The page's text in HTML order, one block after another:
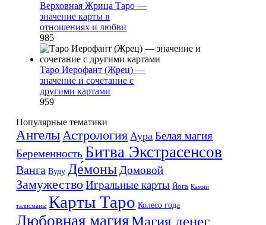
Верховная Жрица Таро —
значение карты в
отношениях и любви
985
Таро Иерофант (Жрец) —
значение и сочетание с
другими картами
959
Популярные тематики
АнгелыАстрология Аура Белая магия
Беременность Битва Экстрасенсов
Ванга Вуду Де́моны Домовой
Замужество Игральные карты Йога Камни
талисманы Карты Таро Колесо года
Любовная магияМагия денег